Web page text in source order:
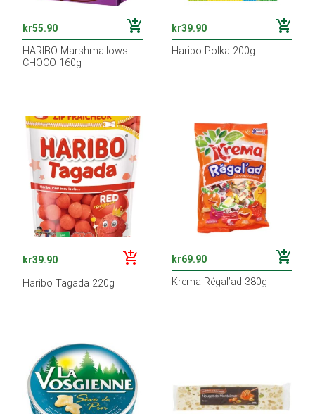
kr55.90 add_shopping_cart
HARIBO Marshmallows
CHOCO 160g
kr39.90 add_shopping_cart
Haribo Polka 200g
kr39.90 add_shopping_cart
Haribo Tagada 220g
kr69.90 add_shopping_cart
Krema Régal’ad 380g